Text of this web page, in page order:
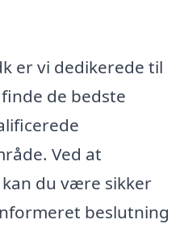
er vi dedikerede til
de bedste
Ved at
du være sikker
beslutning